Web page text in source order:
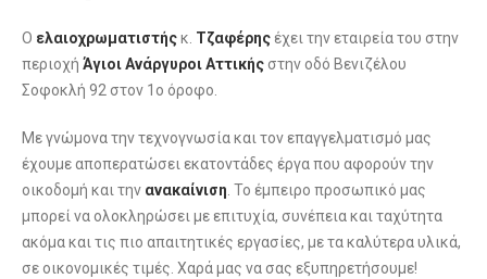
Ο ελαιοχρωματιστήςκ. Τζαφέρης έχει την εταιρεία του στην
περιοχή Άγιοι Ανάργυροι Αττικής στην οδό Βενιζέλου
Σοφοκλή 92 στον 1ο όροφο.
Με γνώμονα την τεχνογνωσία και τον επαγγελματισμό μας
έχουμε αποπερατώσει εκατοντάδες έργα που αφορούν την
οικοδομή και την ανακαίνιση. Το έμπειρο προσωπικό μας
μπορεί να ολοκληρώσει με επιτυχία, συνέπεια και ταχύτητα
ακόμα και τις πιο απαιτητικές εργασίες, με τα καλύτερα υλικά,
σε οικονομικές τιμές. Χαρά μας να σας εξυπηρετήσουμε!